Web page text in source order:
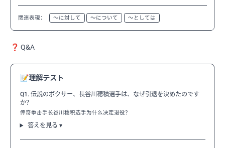
関連表現： 〜に対して 〜について 〜としては
❓ Q&A
📝理解テスト
Q1. 伝説のボクサー、長谷川穂積選手は、なぜ引退を決めたのです
か？
传奇拳击手长谷川穗积选手为什么决定退役？
答えを見る ▾